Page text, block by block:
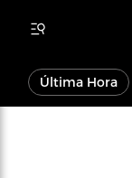
Última Hora